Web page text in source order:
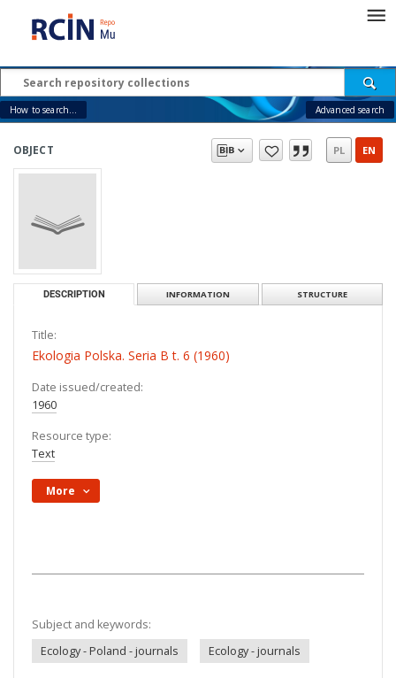
How to search... Advanced search
OBJECT PL EN
DESCRIPTION INFORMATION STRUCTURE
Title:
Ekologia Polska. Seria B t. 6 (1960)
Date issued/created:
1960
Resource type:
Text
More
Subject and keywords:
Ecology - Poland - journals
Ecology - journals